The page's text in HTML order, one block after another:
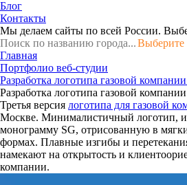
Блог
Контакты
Мы делаем сайты по всей России.
Выберите
Главная
Портфолио веб-студии
Разработка логотипа газовой
Разработка логотипа газовой
Третья версия логотипа для газовой
Москве. Минималистичный логотип,
монограмму SG, отрисованную в
формах. Плавные изгибы и
намекают на открытость и
компании.